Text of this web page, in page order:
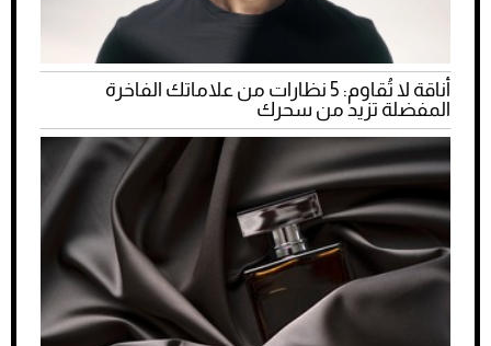
أناقة لا تُقاوم: 5 نظارات من علاماتك الفاخرة
المفضلة تزيد من سحرك